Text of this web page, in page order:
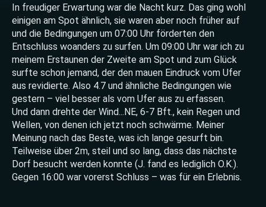
In freudiger Erwartung war die Nacht kurz. Das ging wohl
einigen am Spot ähnlich, sie waren aber noch früher auf
und die Bedingungen um 07:00 Uhr förderten den
Entschluss woanders zu surfen. Um 09:00 Uhr war ich zu
meinem Erstaunen der Zweite am Spot und zum Glück
surfte schon jemand, der den mauen Eindruck vom Ufer
aus revidierte. Also 4.7 und ähnliche Bedingungen wie
gestern – viel besser als vom Ufer aus zu erfassen.
Und dann drehte der Wind...NE, 6-7 Bft., kein Regen und
Wellen, von denen ich jetzt noch schwärme. Meiner
Meinung nach das Beste, was ich lange gesurft bin.
Teilweise über 2m, steil und so lang, dass das nächste
Dorf besucht werden konnte (J. fand es lediglich O.K.).
Gegen 16:00 war vorerst Schluss – was für ein Erlebnis.